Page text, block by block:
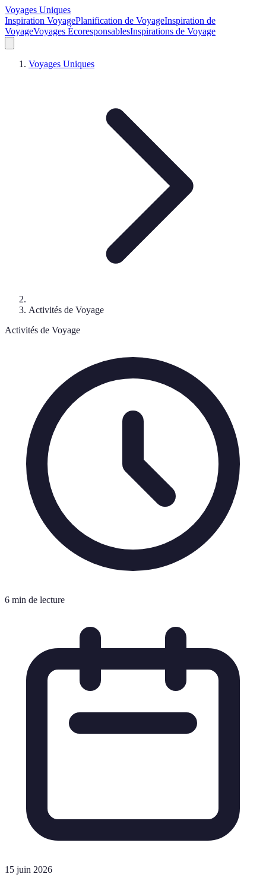
Voyages Uniques
Inspiration VoyagePlanification de VoyageInspiration de
VoyageVoyages ÉcoresponsablesInspirations de Voyage
Voyages Uniques
Activités de Voyage
Activités de Voyage
6 min de lecture
15 juin 2026